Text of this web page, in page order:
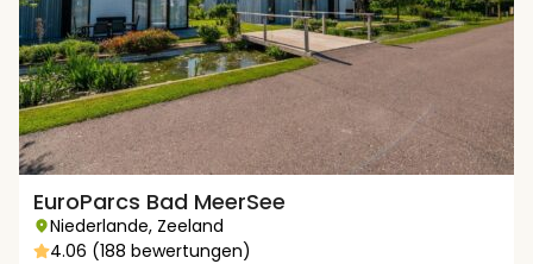
EuroParcs Bad MeerSee
Niederlande, Zeeland
4.06 (188 bewertungen)